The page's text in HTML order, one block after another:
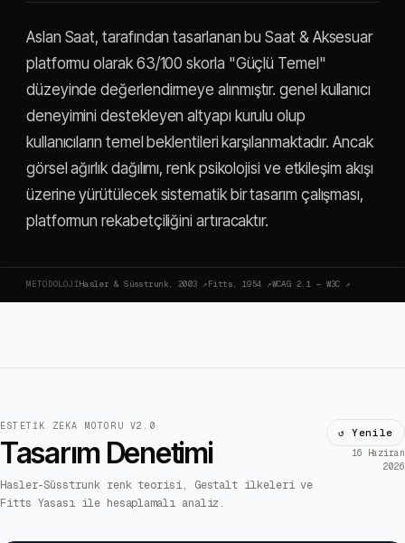
Aslan Saat, tarafından tasarlanan bu Saat & Aksesuar
platformu olarak 63/100 skorla "Güçlü Temel"
düzeyinde değerlendirmeye alınmıştır. genel kullanıcı
deneyimini destekleyen altyapı kurulu olup
kullanıcıların temel beklentileri karşılanmaktadır. Ancak
görsel ağırlık dağılımı, renk psikolojisi ve etkileşim akışı
üzerine yürütülecek sistematik bir tasarım çalışması,
platformun rekabetçiliğini artıracaktır.
METODOLOJIHasler & Süsstrunk, 2003 ↗Fitts, 1954 ↗WCAG 2.1 — W3C ↗
ESTETIK ZEKA MOTORU V2.0
Tasarım Denetimi
Hasler-Süsstrunk renk teorisi, Gestalt ilkeleri ve
Fitts Yasası ile hesaplamalı analiz.
↺ Yenile
16 Haziran
2026